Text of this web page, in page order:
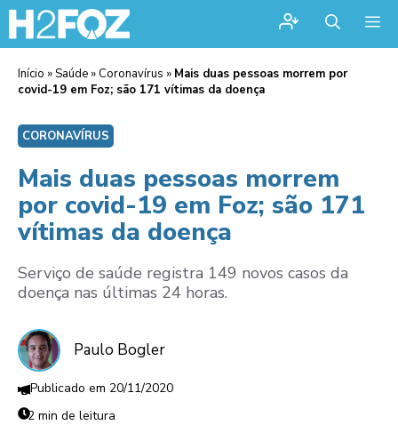
Início »Saúde » Coronavírus » Mais duas pessoas morrem por
covid-19 em Foz; são 171 vítimas da doença
CORONAVÍRUS
Mais duas pessoas morrem
por covid-19 em Foz; são 171
vítimas da doença
Serviço de saúde registra 149 novos casos da
doença nas últimas 24 horas.
Paulo Bogler
20/11/2020
2 min de leitura